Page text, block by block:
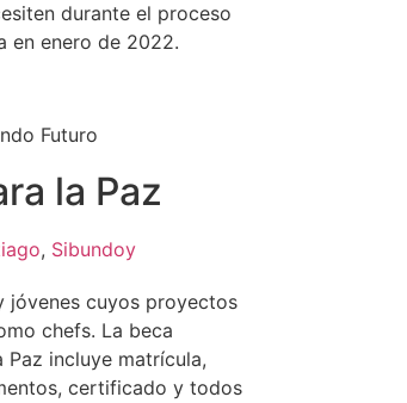
durante el proceso
en enero de 2022.
Futuro
la Paz
, Sibundoy
jóvenes cuyos proyectos
chefs. La beca
incluye matrícula,
certificado y todos